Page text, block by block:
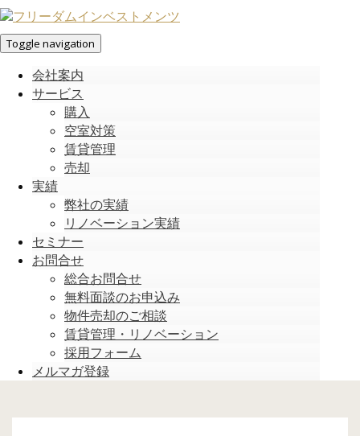
Toggle navigation
会社案内
サービス
購入
空室対策
賃貸管理
売却
実績
弊社の実績
リノベーション実績
セミナー
お問合せ
総合お問合せ
無料面談のお申込み
物件売却のご相談
賃貸管理・リノベーション
採用フォーム
メルマガ登録